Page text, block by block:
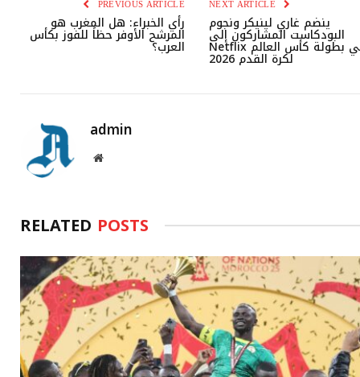
PREVIOUS ARTICLE
رأي الخبراء: هل المغرب هو
المرشح الأوفر حظاً للفوز بكأس
العرب؟
NEXT ARTICLE
ينضم غاري لينيكر ونجوم
البودكاست المشاركون إلى
Netflix في بطولة كأس العالم
لكرة القدم 2026
admin
Website
RELATED POSTS